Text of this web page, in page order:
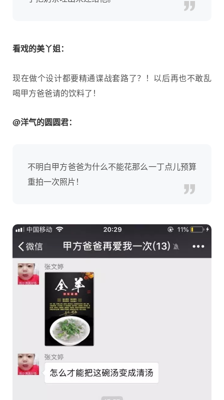
看戏的美丫姐：
现在做个设计都要精通谍战套路了？！以后再也不敢乱
喝甲方爸爸请的饮料了！
@洋气的圆圆君：
不明白甲方爸爸为什么不能花那么一丁点儿预算
重拍一次照片！